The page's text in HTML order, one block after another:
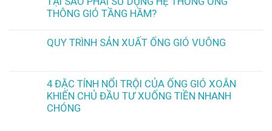
THÔNG GIÓ TẦNG HẦM?
QUY TRÌNH SẢN XUẤT ỐNG GIÓ VUÔNG
4 ĐẶC TÍNH NỔI TRỘI CỦA ỐNG GIÓ XOẮN
KHIẾN CHỦ ĐẦU TƯ XUỐNG TIỀN NHANH
CHÓNG